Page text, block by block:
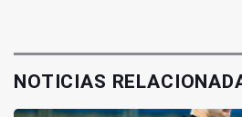
NOTICIAS